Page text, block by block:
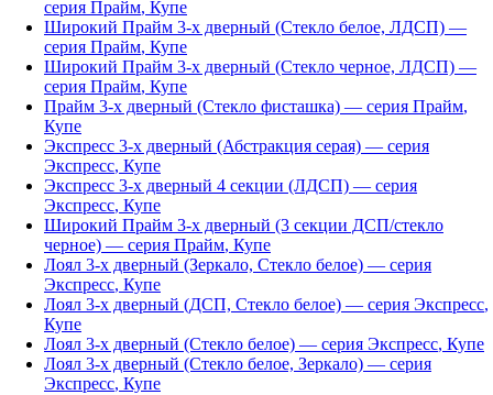
серия Прайм, Купе
Широкий Прайм 3-х дверный (Стекло белое, ЛДСП) —
серия Прайм, Купе
Широкий Прайм 3-х дверный (Стекло черное, ЛДСП) —
серия Прайм, Купе
Прайм 3-х дверный (Стекло фисташка) — серия Прайм,
Купе
Экспресс 3-х дверный (Абстракция серая) — серия
Экспресс, Купе
Экспресс 3-х дверный 4 секции (ЛДСП) — серия
Экспресс, Купе
Широкий Прайм 3-х дверный (3 секции ДСП/стекло
черное) — серия Прайм, Купе
Лоял 3-х дверный (Зеркало, Стекло белое) — серия
Экспресс, Купе
Лоял 3-х дверный (ДСП, Стекло белое) — серия Экспресс,
Купе
Лоял 3-х дверный (Стекло белое) — серия Экспресс, Купе
Лоял 3-х дверный (Стекло белое, Зеркало) — серия
Экспресс, Купе